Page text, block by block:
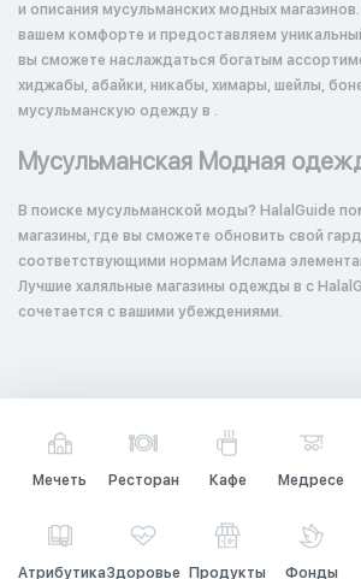
и описания мусульманских модных
вашем комфорте и предоставляем
вы сможете наслаждаться богатым
хиджабы, абайки, никабы, химары, шейлы,
мусульманскую одежду в .
Мусульманская Модная
В поиске мусульманской моды? HalalGuide
магазины, где вы сможете обновить свой
соответствующими нормам Ислама
Лучшие халяльные магазины одежды в с HalalGuide, где ваш выбор
сочетается с вашими убеждениями.
Мечеть Ресторан Кафе Медресе
АтрибутикаЗдоровье Продукты Фонды